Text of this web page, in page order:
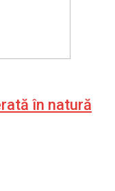
în natură